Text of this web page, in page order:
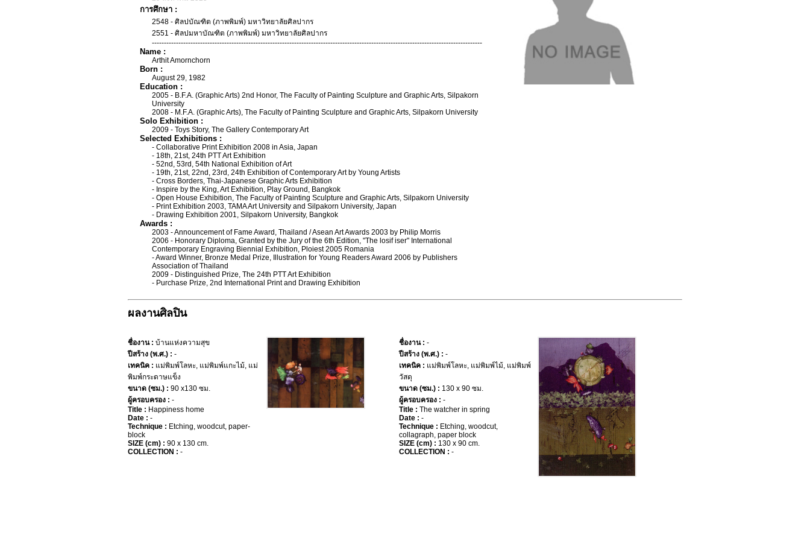
การศึกษา :
2548 - ศิลปบัณฑิต (ภาพพิมพ์) มหาวิทยาลัยศิลปากร
2551 - ศิลปมหาบัณฑิต (ภาพพิมพ์) มหาวิทยาลัยศิลปากร
-----------------------------------------------------------------------------------------------------------------------------------------
Name :
Arthit Amornchorn
Born :
August 29, 1982
Education :
2005 - B.F.A. (Graphic Arts) 2nd Honor, The Faculty of Painting Sculpture and Graphic Arts, Silpakorn
University
2008 - M.F.A. (Graphic Arts), The Faculty of Painting Sculpture and Graphic Arts, Silpakorn University
Solo Exhibition :
2009 - Toys Story, The Gallery Contemporary Art
Selected Exhibitions :
- Collaborative Print Exhibition 2008 in Asia, Japan
- 18th, 21st, 24th PTT Art Exhibition
- 52nd, 53rd, 54th National Exhibition of Art
- 19th, 21st, 22nd, 23rd, 24th Exhibition of Contemporary Art by Young Artists
- Cross Borders, Thai-Japanese Graphic Arts Exhibition
- Inspire by the King, Art Exhibition, Play Ground, Bangkok
- Open House Exhibition, The Faculty of Painting Sculpture and Graphic Arts, Silpakorn University
- Print Exhibition 2003, TAMA Art University and Silpakorn University, Japan
- Drawing Exhibition 2001, Silpakorn University, Bangkok
Awards :
2003 - Announcement of Fame Award, Thailand / Asean Art Awards 2003 by Philip Morris
2006 - Honorary Diploma, Granted by the Jury of the 6th Edition, "The losif iser" International
Contemporary Engraving Biennial Exhibition, Ploiest 2005 Romania
- Award Winner, Bronze Medal Prize, Illustration for Young Readers Award 2006 by Publishers
Association of Thailand
2009 - Distinguished Prize, The 24th PTT Art Exhibition
- Purchase Prize, 2nd International Print and Drawing Exhibition
ผลงานศิลปิน
ชื่องาน : บ้านแห่งความสุข
ปีสร้าง (พ.ศ.) : -
เทคนิค : แม่พิมพ์โลหะ, แม่พิมพ์แกะไม้, แม่
พิมพ์กระดาษแข็ง
ขนาด (ซม.) : 90 x130 ซม.
ผู้ครอบครอง : -
Title : Happiness home
Date : -
Technique : Etching, woodcut, paper-
block
SIZE (cm) : 90 x 130 cm.
COLLECTION : -
ชื่องาน : -
ปีสร้าง (พ.ศ.) : -
เทคนิค : แม่พิมพ์โลหะ, แม่พิมพ์ไม้, แม่พิมพ์
วัสดุ
ขนาด (ซม.) : 130 x 90 ซม.
ผู้ครอบครอง : -
Title : The watcher in spring
Date : -
Technique : Etching, woodcut,
collagraph, paper block
SIZE (cm) : 130 x 90 cm.
COLLECTION : -